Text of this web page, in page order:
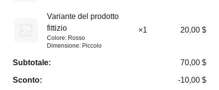
Variante del prodotto
fittizio
Colore: Rosso
Dimensione: Piccolo
×1 20,00 $
Subtotale: 70,00 $
Sconto: -10,00 $